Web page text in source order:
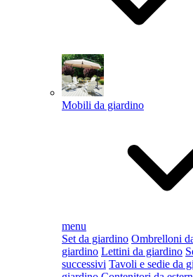
Mobili da giardino
menu
Set da giardino Ombrelloni
giardino Lettini da giardino
successivi Tavoli e sedie da